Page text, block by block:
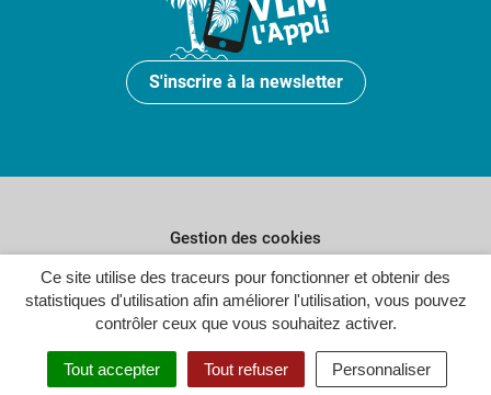
Ce site utilise des traceurs pour fonctionner et obtenir des
statistiques d'utilisation afin améliorer l'utilisation, vous pouvez
contrôler ceux que vous souhaitez activer.
Tout accepter Tout refuser Personnaliser
S'inscrire à la newsletter
Gestion des cookies
Plan du site
Politique de confidentialité
Crédits